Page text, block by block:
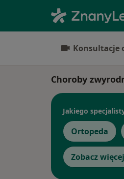
Konsultacje
Choroby
Jakiego
Ortopeda
Zobacz więcej